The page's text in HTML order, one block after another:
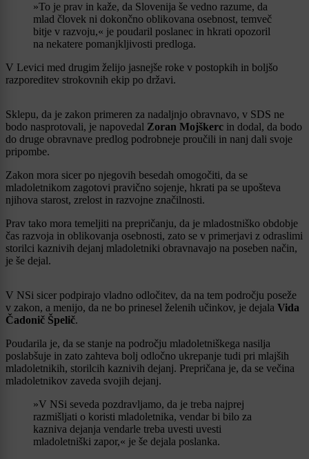
»To je prav in kaže, da Slovenija še vedno razume, da
mlad človek ni dokončno oblikovana osebnost, temveč
bitje v razvoju,« je poudaril poslanec in hkrati opozoril
na nekatere pomanjkljivosti predloga.
V Levici med drugim želijo jasnejše roke v postopkih in boljšo
razporeditev strokovnih ekip po državi.
Sklepu, da je zakon primeren za nadaljnjo obravnavo, v SDS ne
bodo nasprotovali, je napovedal Zoran Mojškerc in dodal, da bodo
do druge obravnave predlog podrobneje proučili in nanj dali svoje
pripombe.
Zakon mora sicer po njegovih besedah omogočiti, da se
mladoletnikom zagotovi pravično sojenje, hkrati pa se upošteva
njihova starost, zrelost in razvojne značilnosti.
Prav tako mora temeljiti na prepričanju, da je mladostniško obdobje
čas razvoja in oblikovanja osebnosti, zato se v primerjavi z odraslimi
storilci kaznivih dejanj mladoletniki obravnavajo na poseben način,
je še dejal.
V NSi sicer podpirajo vladno odločitev, da na tem področju poseže
v zakon, a menijo, da ne bo prinesel želenih učinkov, je dejala Vida
Čadonič Špelič.
Poudarila je, da se stanje na področju mladoletniškega nasilja
poslabšuje in zato zahteva bolj odločno ukrepanje tudi pri mlajših
mladoletnikih, storilcih kaznivih dejanj. Prepričana je, da se večina
mladoletnikov zaveda svojih dejanj.
»V NSi seveda pozdravljamo, da je treba najprej
razmišljati o koristi mladoletnika, vendar bi bilo za
kazniva dejanja vendarle treba uvesti uvesti
mladoletniški zapor,« je še dejala poslanka.